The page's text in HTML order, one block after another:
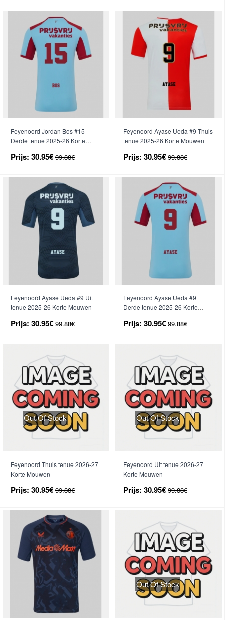
Feyenoord Jordan Bos #15
Derde tenue 2025-26 Korte
Prijs: 30.95€ 99.88€
Feyenoord Ayase Ueda #9 Thuis
tenue 2025-26 Korte Mouwen
Prijs: 30.95€ 99.88€
Feyenoord Ayase Ueda #9 Uit
tenue 2025-26 Korte Mouwen
Prijs: 30.95€ 99.88€
Feyenoord Ayase Ueda #9
Derde tenue 2025-26 Korte
Prijs: 30.95€ 99.88€
Out Of Stock
Feyenoord Thuis tenue 2026-27
Korte Mouwen
Prijs: 30.95€ 99.88€
Out Of Stock
Feyenoord Uit tenue 2026-27
Korte Mouwen
Prijs: 30.95€ 99.88€
Out Of Stock